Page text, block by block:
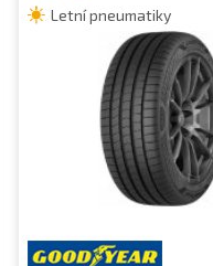
Letní pneumatiky